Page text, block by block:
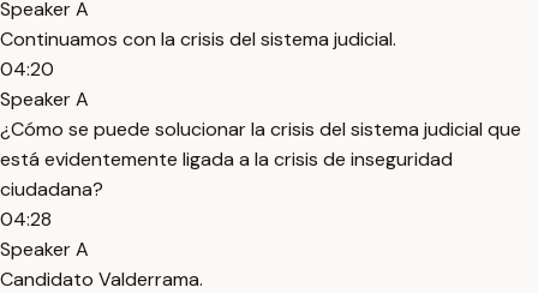
Speaker A
Continuamos con la crisis del sistema judicial.
04:20
Speaker A
¿Cómo se puede solucionar la crisis del sistema judicial que
está evidentemente ligada a la crisis de inseguridad
ciudadana?
04:28
Speaker A
Candidato Valderrama.